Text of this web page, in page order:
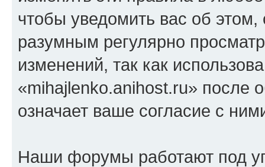
чтобы уведомить вас об
разумным регулярно
изменений, так как
«mihajlenko.anihost.ru» после
означает ваше согласие с
Наши форумы работают под